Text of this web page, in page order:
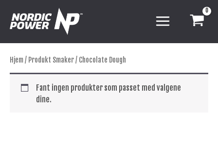
rett
Hjem/ Produkt Smaker / Chocolate Dough
Fant ingen produkter som passet med valgene
dine.